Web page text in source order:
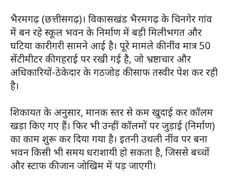
भैरमगढ़ (छत्तीसगढ़)। विकासखंड भैरमगढ़ के चिनगेर गांव
में बन रहे स्कूल भवन के निर्माण में बड़ी मिलीभगत और
घटिया कारीगरी सामने आई है। पूरे मामले की नींव मात्र 50
सेंटीमीटर की गहराई पर रखी गई है, जो भ्रष्टाचार और
अधिकारियों-ठेकेदार के गठजोड़ की साफ तस्वीर पेश कर रही
है।
शिकायत के अनुसार, मानक स्तर से कम खुदाई कर कॉलम
खड़ा किए गए हैं। फिर भी उन्हीं कॉलमों पर जुड़ाई (निर्माण)
का काम शुरू कर दिया गया है। इतनी उथली नींव पर बना
भवन किसी भी समय धराशायी हो सकता है, जिससे बच्चों
और स्टाफ की जान जोखिम में पड़ जाएगी।